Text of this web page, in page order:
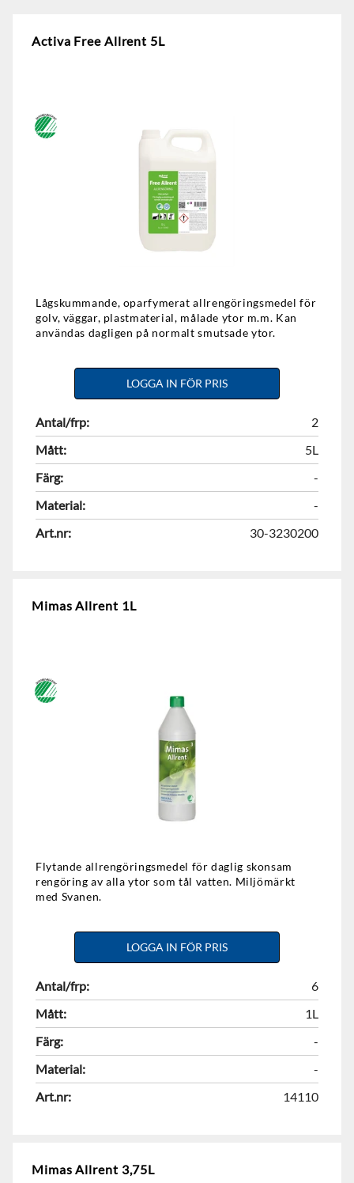
Activa Free Allrent 5L
Lågskummande, oparfymerat allrengöringsmedel för
golv, väggar, plastmaterial, målade ytor m.m. Kan
användas dagligen på normalt smutsade ytor.
LOGGA IN FÖR PRIS
Antal/frp:
2
Mått:
5L
Färg:
-
Material:
-
Art.nr:
30-3230200
Mimas Allrent 1L
Flytande allrengöringsmedel för daglig skonsam
rengöring av alla ytor som tål vatten. Miljömärkt
med Svanen.
LOGGA IN FÖR PRIS
Antal/frp:
6
Mått:
1L
Färg:
-
Material:
-
Art.nr:
14110
Mimas Allrent 3,75L